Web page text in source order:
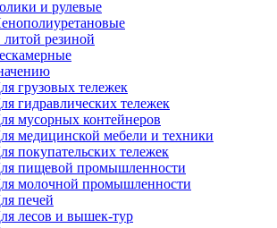
и рулевые
резиной
грузовых тележек
гидравлических тележек
мусорных контейнеров
медицинской мебели и техники
покупательских тележек
пищевой промышленности
молочной промышленности
печей
лесов и вышек-тур